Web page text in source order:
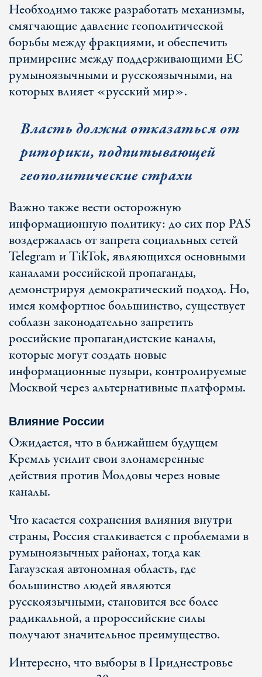
Необходимо также разработать механизмы,
смягчающие давление геополитической
борьбы между фракциями, и обеспечить
примирение между поддерживающими ЕС
румыноязычными и русскоязычными, на
которых влияет «русский мир».
Власть должна отказаться от
риторики, подпитывающей
геополитические страхи
Важно также вести осторожную
информационную политику: до сих пор PAS
воздержалась от запрета социальных сетей
Telegram и TikTok, являющихся основными
каналами российской пропаганды,
демонстрируя демократический подход. Но,
имея комфортное большинство, существует
соблазн законодательно запретить
российские пропагандистские каналы,
которые могут создать новые
информационные пузыри, контролируемые
Москвой через альтернативные платформы.
Влияние России
Ожидается, что в ближайшем будущем
Кремль усилит свои злонамеренные
действия против Молдовы через новые
каналы.
Что касается сохранения влияния внутри
страны, Россия сталкивается с проблемами в
румыноязычных районах, тогда как
Гагаузская автономная область, где
большинство людей являются
русскоязычными, становится все более
радикальной, а пророссийские силы
получают значительное преимущество.
Интересно, что выборы в Приднестровье